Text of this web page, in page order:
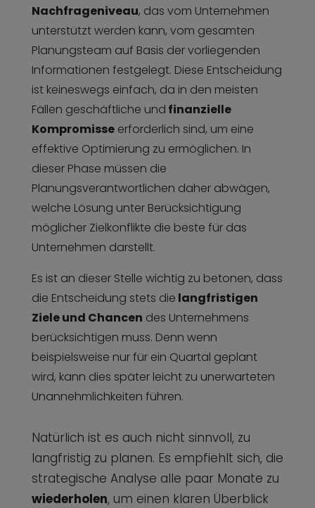
Nachfrageniveau, das vom Unternehmen
unterstützt werden kann, vom gesamten
Planungsteam auf Basis der vorliegenden
Informationen festgelegt. Diese Entscheidung
ist keineswegs einfach, da in den meisten
Fällen geschäftliche und finanzielle
Kompromisseerforderlich sind, um eine
effektive Optimierung zu ermöglichen. In
dieser Phase müssen die
Planungsverantwortlichen daher abwägen,
welche Lösung unter Berücksichtigung
möglicher Zielkonflikte die beste für das
Unternehmen darstellt.
Es ist an dieser Stelle wichtig zu betonen, dass
die Entscheidung stets die langfristigen
Ziele und Chancen des Unternehmens
berücksichtigen muss. Denn wenn
beispielsweise nur für ein Quartal geplant
wird, kann dies später leicht zu unerwarteten
Unannehmlichkeiten führen.
Natürlich ist es auch nicht sinnvoll, zu
langfristig zu planen. Es empfiehlt sich, die
strategische Analyse alle paar Monate zu
wiederholen, um einen klaren Überblick